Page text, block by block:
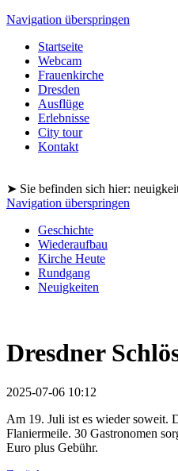
Navigation überspringen
Startseite
Webcam
Frauenkirche
Dresden
Ausflüge
Erlebnisse
City tour
Kontakt
➤ Sie befinden sich hier:
Navigation überspringen
Geschichte
Wiederaufbau
Kirche Heute
Rundgang
Neuigkeiten
Dresdner
2025-07-06 10:12
Am 19. Juli ist es wieder soweit.
Flaniermeile. 30 Gastronomen
Euro plus Gebühr.